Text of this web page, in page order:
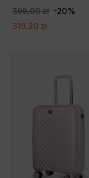
399,00 zł -20%
319,20 zł